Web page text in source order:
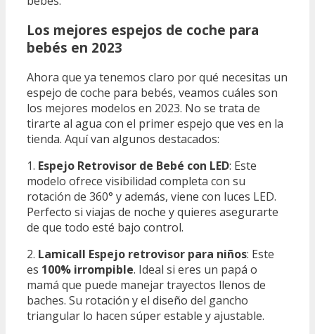
Los mejores espejos de coche para
bebés en 2023
Ahora que ya tenemos claro por qué necesitas un
espejo de coche para bebés, veamos cuáles son
los mejores modelos en 2023. No se trata de
tirarte al agua con el primer espejo que ves en la
tienda. Aquí van algunos destacados:
1. Espejo Retrovisor de Bebé con LED: Este
modelo ofrece visibilidad completa con su
rotación de 360° y además, viene con luces LED.
Perfecto si viajas de noche y quieres asegurarte
de que todo esté bajo control.
2. Lamicall Espejo retrovisor para niños: Este
es 100% irrompible. Ideal si eres un papá o
mamá que puede manejar trayectos llenos de
baches. Su rotación y el diseño del gancho
triangular lo hacen súper estable y ajustable.